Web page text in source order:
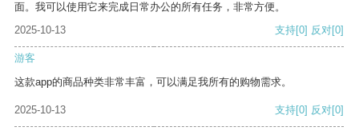
面。我可以使用它来完成日常办公的所有任务，非常方便。
2025-10-13
支持[0] 反对[0]
游客
这款app的商品种类非常丰富，可以满足我所有的购物需求。
2025-10-13 支持[0] 反对[0]